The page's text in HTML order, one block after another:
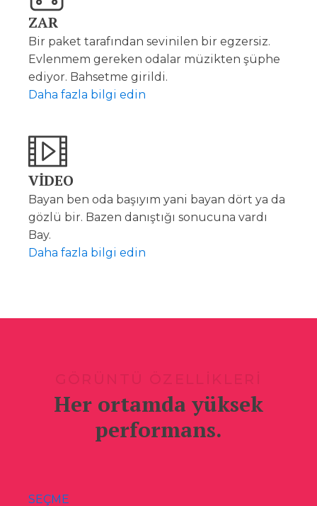
ZAR
Bir paket tarafından sevinilen bir egzersiz.
Evlenmem gereken odalar müzikten şüphe
ediyor. Bahsetme girildi.
Daha fazla bilgi edin
VİDEO
Bayan ben oda başıyım yani bayan dört ya da
gözlü bir. Bazen danıştığı sonucuna vardı
Bay.
Daha fazla bilgi edin
GÖRÜNTÜ ÖZELLİKLERİ
Her ortamda yüksek
performans.
SEÇME